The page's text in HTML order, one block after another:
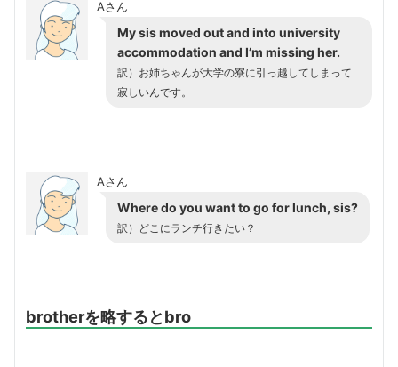
Aさん
My sis moved out and into university
accommodation and I’m missing her.
訳）お姉ちゃんが大学の寮に引っ越してしまって
寂しいんです。
Aさん
Where do you want to go for lunch, sis?
訳）どこにランチ行きたい？
brotherを略するとbro